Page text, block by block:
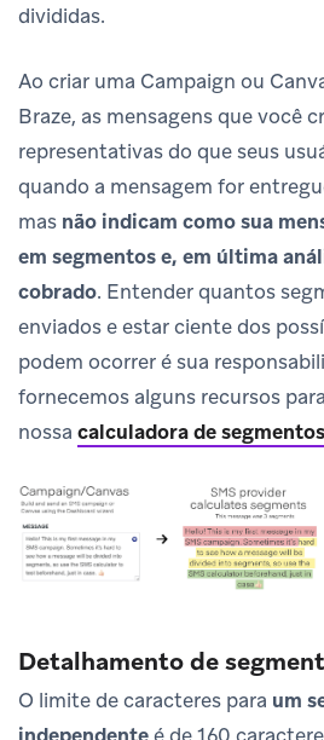
divididas.
Ao criar uma Campaign ou
Braze, as mensagens que você
representativas do que seus
quando a mensagem for
mas não indicam como sua
em segmentos e, em última
cobrado. Entender quantos
enviados e estar ciente dos
podem ocorrer é sua
fornecemos alguns recursos
nossa calculadora de segmentos
Detalhamento de
O limite de caracteres para um